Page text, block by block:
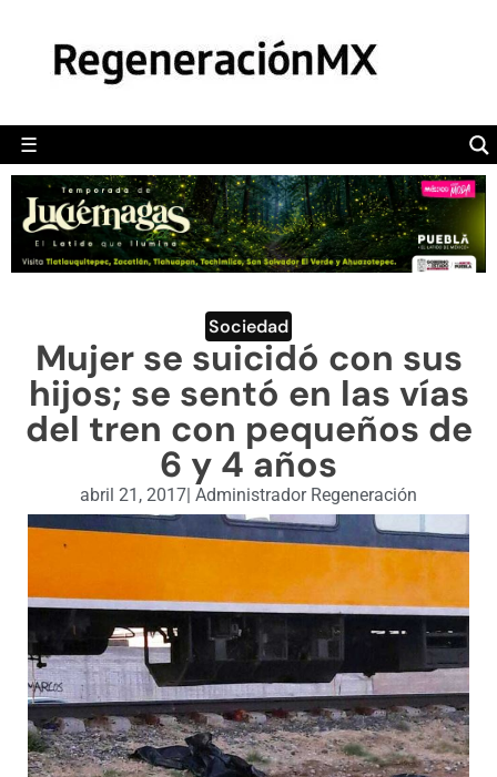
☰
POLÍTICA
CAMALEÓN
OPINIÓN
DEPORTES
ENGLISH SECTION
VIDEOS
Sociedad
Mujer se suicidó con sus
hijos; se sentó en las vías
del tren con pequeños de
6 y 4 años
abril 21, 2017| Administrador Regeneración